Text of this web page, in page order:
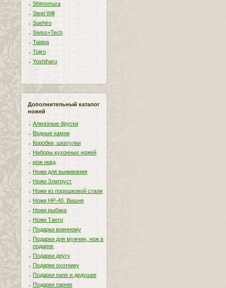
Shimomura
Steel Will
Suehiro
Swiss+Tech
Taidea
Tojiro
Yoshiharu
Дополнительный каталог
ножей
Алмазные бруски
Водные камни
Коробки, шкатулки
Наборы кухонных ножей
нож нквд
Ножи для выживания
Ножи Златоуст
Ножи из порошковой стали
Ножи НР-40, Вишня
Ножи рыбака
Ножи Танто
Подарки военному
Подарки для мужчин, нож в
подарок
Подарки другу
Подарки охотнику
Подарки папе и дедушке
Подарки парню